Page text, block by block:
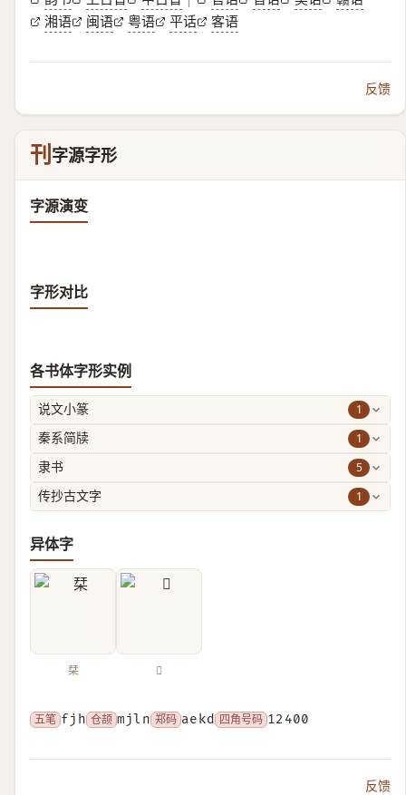
湘语
闽语 粤语 平话 客语
反馈
刊 字源字形
字源演变
字形对比
各书体字形实例
说文小篆 1
秦系简牍 1
隶书 5
传抄古文字 1
异体字
栞 𣓁
五笔 fjh 仓颉 mjln 郑码 aekd 四角号码 12400
反馈